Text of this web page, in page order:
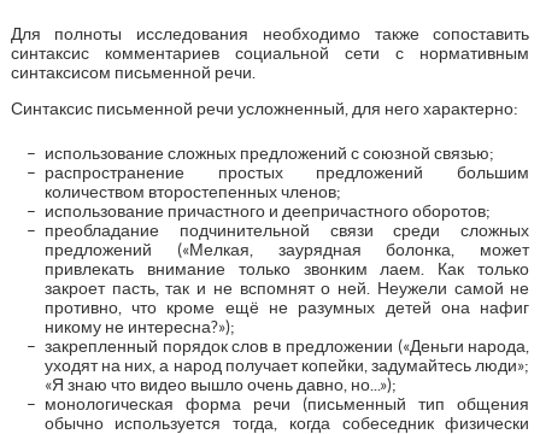
Для полноты исследования необходимо также сопоставить
синтаксис комментариев социальной сети с нормативным
синтаксисом письменной речи.
Синтаксис письменной речи усложненный, для него характерно:
использование сложных предложений с союзной связью;
распространение простых предложений большим
количеством второстепенных членов;
использование причастного и деепричастного оборотов;
преобладание подчинительной связи среди сложных
предложений («Мелкая, заурядная болонка, может
привлекать внимание только звонким лаем. Как только
закроет пасть, так и не вспомнят о ней. Неужели самой не
противно, что кроме ещё не разумных детей она нафиг
никому не интересна?»);
закрепленный порядок слов в предложении («Деньги народа,
уходят на них, а народ получает копейки, задумайтесь люди»;
«Я знаю что видео вышло очень давно, но...»);
монологическая форма речи (письменный тип общения
обычно используется тогда, когда собеседник физически